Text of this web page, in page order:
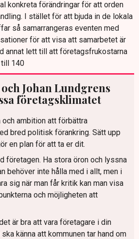
konkreta förändringar för att orden
I stället för att bjuda in de lokala
så samarrangeras eventen med
för att visa att samarbetet är
annat lett till att företagsfrukostarna
140
Johan Lundgrens
företagsklimatet
och ambition att förbättra
bred politisk förankring. Sätt upp
en plan för att ta er dit.
företagen. Ha stora öron och lyssna
behöver inte hålla med i allt, men i
sig när man får kritik kan man visa
och möjligheten att
är bra att vara företagare i din
känna att kommunen tar hand om